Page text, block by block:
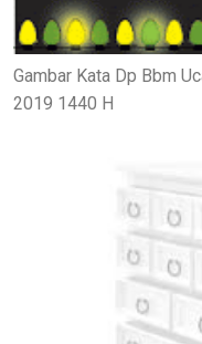
Gambar Kata Dp Bbm
2019 1440 H